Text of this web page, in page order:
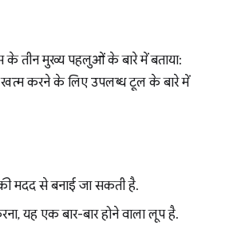
के तीन मुख्य पहलुओं के बारे में बताया:
खत्म करने के लिए उपलब्ध टूल के बारे में
मदद से बनाई जा सकती है.
यह एक बार-बार होने वाला लूप है.